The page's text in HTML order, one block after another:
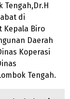
Tengah,Dr.H
di
Kepala Biro
Daerah
Koperasi
Tengah.